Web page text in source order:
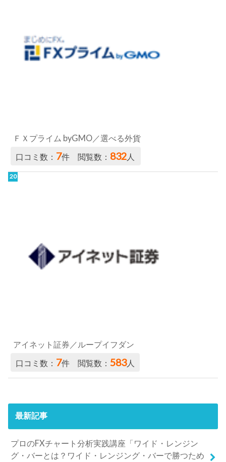
ＦＸプライム byGMO／選べる外貨
口コミ数： 7件 閲覧数： 832 人
アイネット証券／ループイフダン
口コミ数： 7件 閲覧数：583人
最新記事
プロのFXチャート分析実践講座「ワイド・レンジン
グ・バーとは？ワイド・レンジング・バーで勝つため